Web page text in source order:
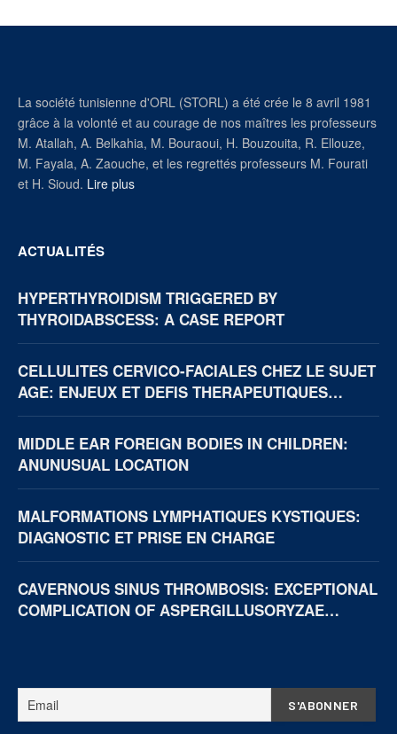
La société tunisienne d'ORL (STORL) a été crée le 8 avril 1981
grâce à la volonté et au courage de nos maîtres les professeurs
M. Atallah, A. Belkahia, M. Bouraoui, H. Bouzouita, R. Ellouze,
M. Fayala, A. Zaouche, et les regrettés professeurs M. Fourati
et H. Sioud. Lire plus
ACTUALITÉS
HYPERTHYROIDISM TRIGGERED BY
THYROIDABSCESS: A CASE REPORT
CELLULITES CERVICO-FACIALES CHEZ LE SUJET
AGE: ENJEUX ET DEFIS THERAPEUTIQUES
(BOUAKE, CÔTE D’IVOIRE)
MIDDLE EAR FOREIGN BODIES IN CHILDREN:
ANUNUSUAL LOCATION
MALFORMATIONS LYMPHATIQUES KYSTIQUES:
DIAGNOSTIC ET PRISE EN CHARGE
CAVERNOUS SINUS THROMBOSIS: EXCEPTIONAL
COMPLICATION OF ASPERGILLUSORYZAE